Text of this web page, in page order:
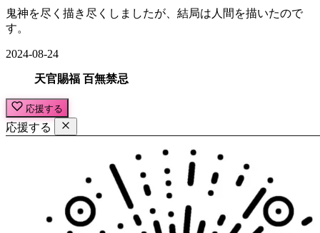
鬼神を尽く描き尽くしましたが、結局は人間を描いたので
す。
2024-08-24
天官賜福 百無禁忌
応援する
応援する